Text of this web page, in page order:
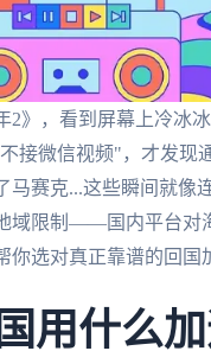
2》，看到屏幕上冷冰
接微信视频"，才发现
马赛克...这些瞬间就
域限制——国内平台对
你选对真正靠谱的回国
用什么